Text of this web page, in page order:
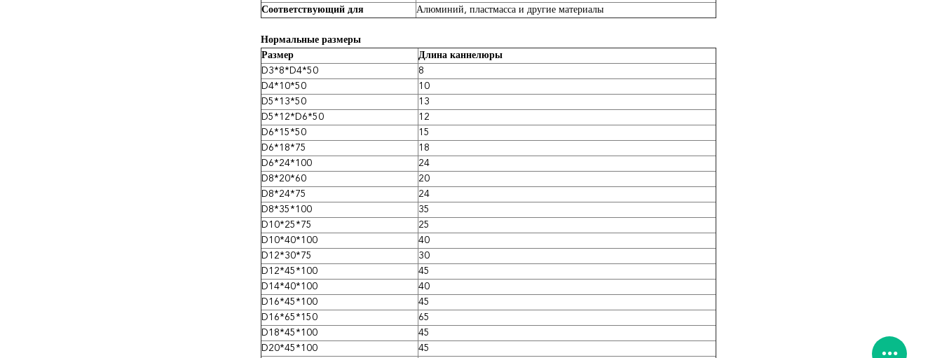
Соответствующий для
Алюминий, пластмасса и другие материалы
Нормальные размеры
Размер
Длина каннелюры
D3*8*D4*50
8
D4*10*50
10
D5*13*50
13
D5*12*D6*50
12
D6*15*50
15
D6*18*75
18
D6*24*100
24
D8*20*60
20
D8*24*75
24
D8*35*100
35
D10*25*75
25
D10*40*100
40
D12*30*75
30
D12*45*100
45
D14*40*100
40
D16*45*100
45
D16*65*150
65
D18*45*100
45
D20*45*100
45